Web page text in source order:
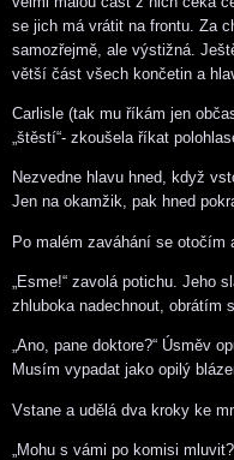
se jich má vrátit na frontu. Za
samozřejmě, ale výstižná.
větší část všech končetin a
Carlisle (tak mu říkám jen
„štěstí“- zkoušela říkat
Nezvedne hlavu hned, když
Jen na okamžik, pak hned
Po malém zaváhání se otočím
„Esme!“ zavolá potichu.
zhluboka nadechnout, obrátím
„Ano, pane doktore?“ Úsměv
Musím vypadat jako opilý
Vstane a udělá dva kroky ke
„Mohu s vámi po komisi